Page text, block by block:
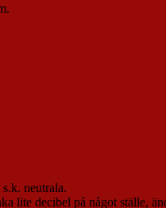
neutrala.
lite decibel på något ställe,